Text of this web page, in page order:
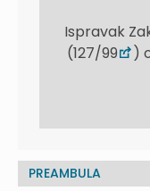
Ispravak
(127/99
)
PREAMBULA